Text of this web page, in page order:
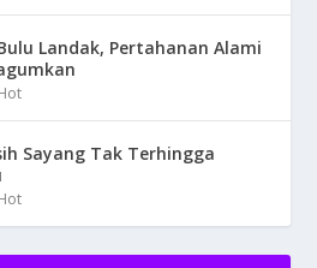
Landak, Pertahanan Alami
Sayang Tak Terhingga